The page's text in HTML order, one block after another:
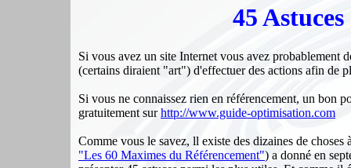
45
Si vous avez un site Internet vous avez probablement
(certains diraient "art") d'effectuer des actions afin de
Si vous ne connaissez rien en référencement, un bon
gratuitement surhttp://www.guide-optimisation.com
Comme vous le savez, ll existe des dizaines de
"Les 60 Maximes du Référencement") a donné en